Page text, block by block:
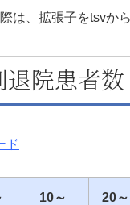
は、拡張子をtsvか
院患者数
ド
10～ 20～